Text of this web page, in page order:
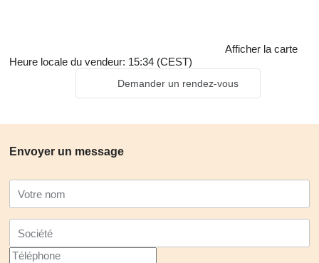
Afficher la carte
Heure locale du vendeur: 15:34 (CEST)
Demander un rendez-vous
Envoyer un message